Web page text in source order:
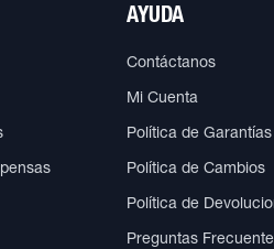
AYUDA
Contáctanos
Mi Cuenta
Política de Garantías
Política de Cambios
Política de
Preguntas